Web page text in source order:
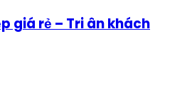
giá rẻ – Tri ân khách